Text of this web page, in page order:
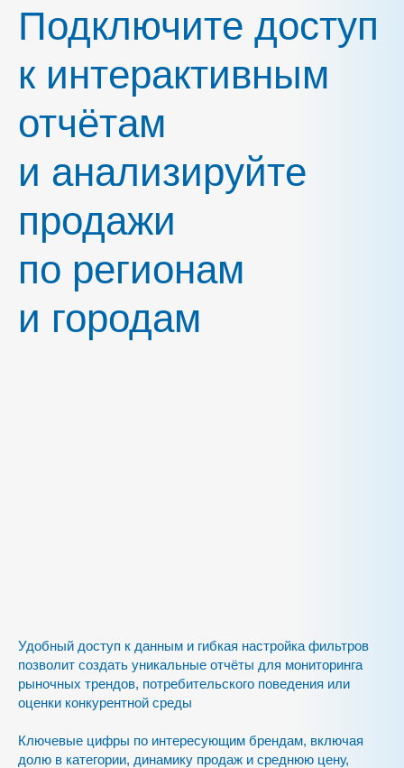
Подключите доступ
к интерактивным
отчётам
и анализируйте
продажи
по регионам
и городам
Удобный доступ к данным и гибкая настройка фильтров
позволит создать уникальные отчёты для мониторинга
рыночных трендов, потребительского поведения или
оценки конкурентной среды
Ключевые цифры по интересующим брендам, включая
долю в категории, динамику продаж и среднюю цену,